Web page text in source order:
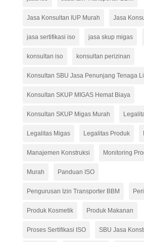
Jasa Konsultan IUP Murah Jasa
jasa sertifikasi iso jasa skup migas
konsultan iso konsultan perizinan
Konsultan SBU Jasa Penunjang Tenaga
Konsultan SKUP MIGAS Hemat Biaya
Konsultan SKUP Migas Murah
Legalitas Migas Legalitas Produk
Manajemen Konstruksi Monitoring
Murah Panduan ISO
Pengurusan Izin Transporter BBM
Produk Kosmetik Produk Makanan
Proses Sertifikasi ISO SBU Jasa